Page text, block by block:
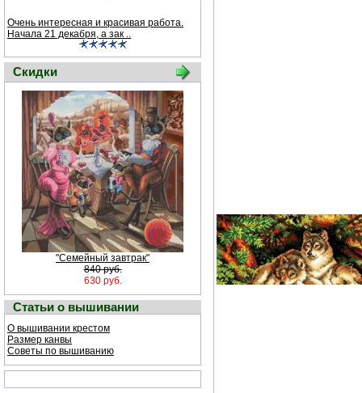
Очень интересная и красивая работа.
Начала 21 декабря, а зак ..
Скидки
"Семейный завтрак"
840 руб.
630 руб.
Статьи о вышивании
О вышивании крестом
Размер канвы
Советы по вышиванию